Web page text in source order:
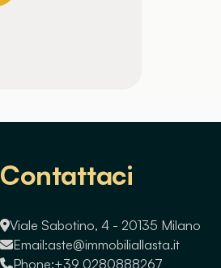
Contattaci
Viale Sabotino, 4 - 20135 Milano
Email:aste@immobiliallasta.it
Phone:+39 0280888267